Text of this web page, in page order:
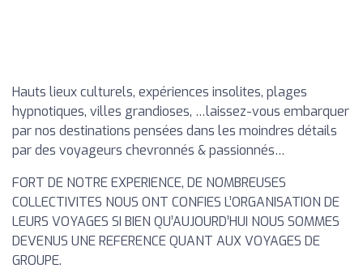
Hauts lieux culturels, expériences insolites, plages
hypnotiques, villes grandioses, …laissez-vous embarquer
par nos destinations pensées dans les moindres détails
par des voyageurs chevronnés & passionnés…
FORT DE NOTRE EXPERIENCE, DE NOMBREUSES
COLLECTIVITES NOUS ONT CONFIES L’ORGANISATION DE
LEURS VOYAGES SI BIEN QU’AUJOURD’HUI NOUS SOMMES
DEVENUS UNE REFERENCE QUANT AUX VOYAGES DE
GROUPE.